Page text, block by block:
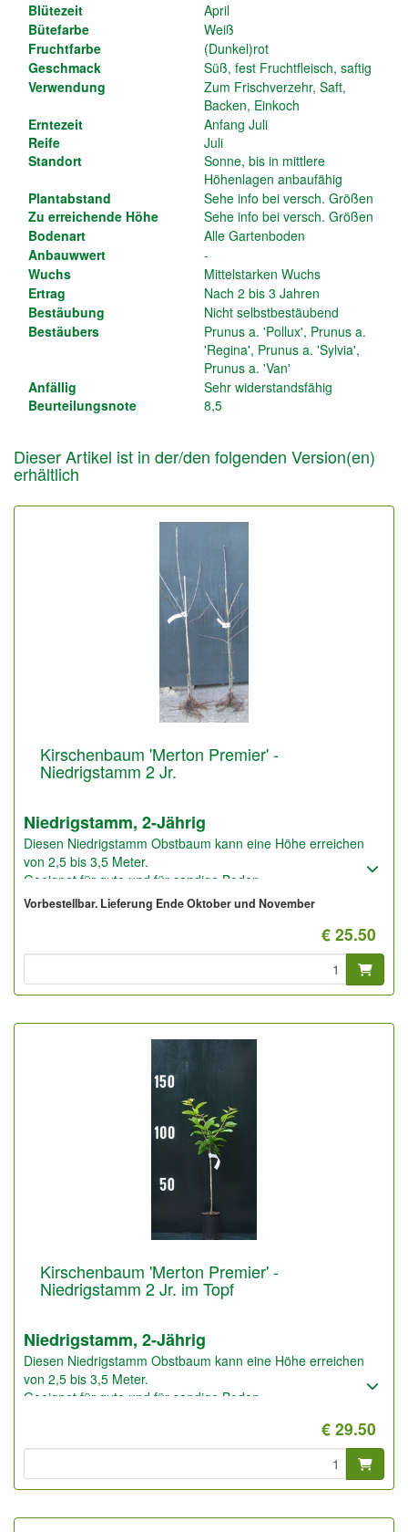
Blütezeit
April
Bütefarbe
Weiß
Fruchtfarbe
(Dunkel)rot
Geschmack
Süß, fest Fruchtfleisch, saftig
Verwendung
Zum Frischverzehr, Saft,
Backen, Einkoch
Erntezeit
Reife
Standort
Anfang Juli
Juli
Sonne, bis in mittlere
Höhenlagen anbaufähig
Plantabstand
Zu erreichende Höhe
Sehe info bei versch. Größen
Sehe info bei versch. Größen
Bodenart
Alle Gartenboden
Anbauwwert
-
Wuchs
Mittelstarken Wuchs
Ertrag
Nach 2 bis 3 Jahren
Bestäubung
Nicht selbstbestäubend
Bestäubers
Prunus a. 'Pollux', Prunus a.
'Regina', Prunus a. 'Sylvia',
Prunus a. 'Van'
Anfällig
Beurteilungsnote
Sehr widerstandsfähig
8,5
Dieser Artikel ist in der/den folgenden Version(en)
erhältlich
Kirschenbaum 'Merton Premier' -
Niedrigstamm 2 Jr.
Niedrigstamm, 2-Jährig
Diesen Niedrigstamm Obstbaum kann eine Höhe erreichen
von 2,5 bis 3,5 Meter.
Geeignet für gute und für sandige Boden.
Foto: Niedrigstamm 2-Jährig, nicht geschnitten und
Vorbestellbar. Lieferung Ende Oktober und November
€ 25.50
Kirschenbaum 'Merton Premier' -
Niedrigstamm 2 Jr. im Topf
Niedrigstamm, 2-Jährig
Diesen Niedrigstamm Obstbaum kann eine Höhe erreichen
von 2,5 bis 3,5 Meter.
Geeignet für gute und für sandige Boden.
€ 29.50